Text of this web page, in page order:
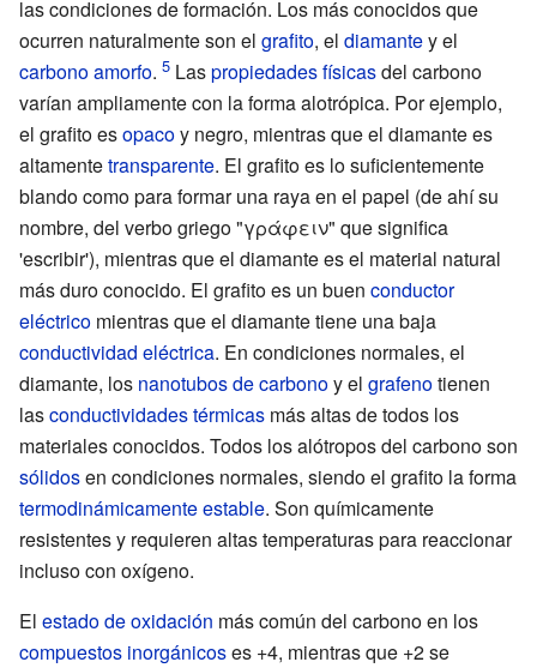
las condiciones de formación. Los más conocidos que
ocurren naturalmente son el grafito, el diamantey el
carbono amorfo. Laspropiedades físicasdel carbono
varían ampliamente con la forma alotrópica. Por ejemplo,
el grafito esopacoy negro, mientras que el diamante es
altamentetransparente. El grafito es lo suficientemente
blando como para formar una raya en el papel (de ahí su
nombre, del verbo griego "γράφειν" que significa
'escribir'), mientras que el diamante es el material natural
más duro conocido. El grafito es un buen conductor
eléctrico mientras que el diamante tiene una baja
conductividad eléctrica. En condiciones normales, el
diamante, los nanotubos de carbonoy el grafenotienen
lasconductividades térmicas más altas de todos los
materiales conocidos. Todos los alótropos del carbono son
sólidosen condiciones normales, siendo el grafito la forma
termodinámicamente estable. Son químicamente
resistentes y requieren altas temperaturas para reaccionar
incluso con oxígeno.
El estado de oxidación más común del carbono en los
compuestos inorgánicoses +4, mientras que +2 se